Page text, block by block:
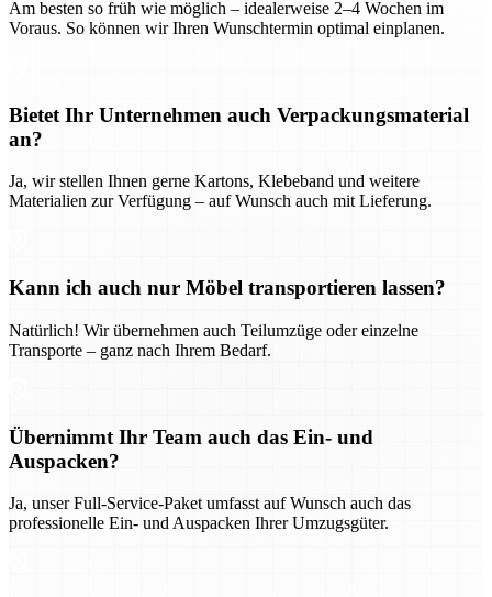
Am besten so früh wie möglich – idealerweise 2–4 Wochen im
Voraus. So können wir Ihren Wunschtermin optimal einplanen.
Bietet Ihr Unternehmen auch Verpackungsmaterial
an?
Ja, wir stellen Ihnen gerne Kartons, Klebeband und weitere
Materialien zur Verfügung – auf Wunsch auch mit Lieferung.
Kann ich auch nur Möbel transportieren lassen?
Natürlich! Wir übernehmen auch Teilumzüge oder einzelne
Transporte – ganz nach Ihrem Bedarf.
Übernimmt Ihr Team auch das Ein- und
Auspacken?
Ja, unser Full-Service-Paket umfasst auf Wunsch auch das
professionelle Ein- und Auspacken Ihrer Umzugsgüter.